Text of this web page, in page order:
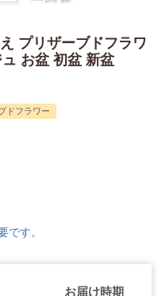
プリザーブドフラワ
お盆 初盆 新盆
ドフラワー
です。
お届け時期